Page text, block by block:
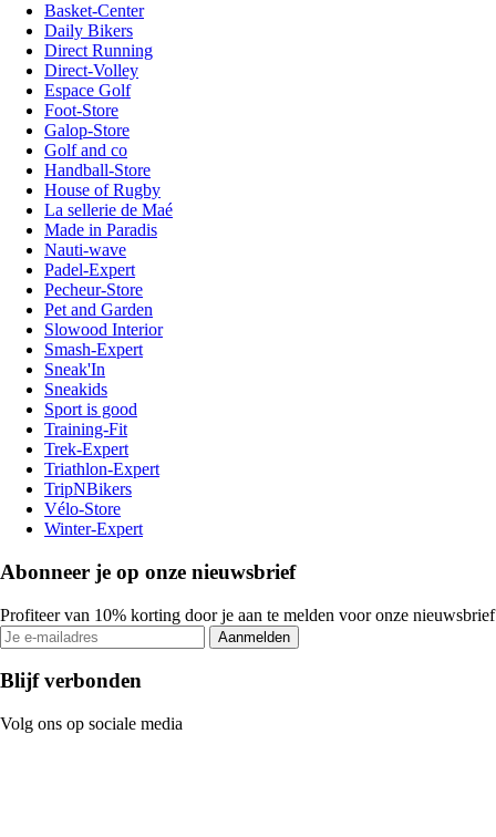
Basket-Center
Daily Bikers
Direct Running
Direct-Volley
Espace Golf
Foot-Store
Galop-Store
Golf and co
Handball-Store
House of Rugby
La sellerie de Maé
Made in Paradis
Nauti-wave
Padel-Expert
Pecheur-Store
Pet and Garden
Slowood Interior
Smash-Expert
Sneak'In
Sneakids
Sport is good
Training-Fit
Trek-Expert
Triathlon-Expert
TripNBikers
Vélo-Store
Winter-Expert
Abonneer je op onze nieuwsbrief
Profiteer van 10% korting door je aan te melden voor onze nieuwsbrief
Aanmelden
Blijf verbonden
Volg ons op sociale media